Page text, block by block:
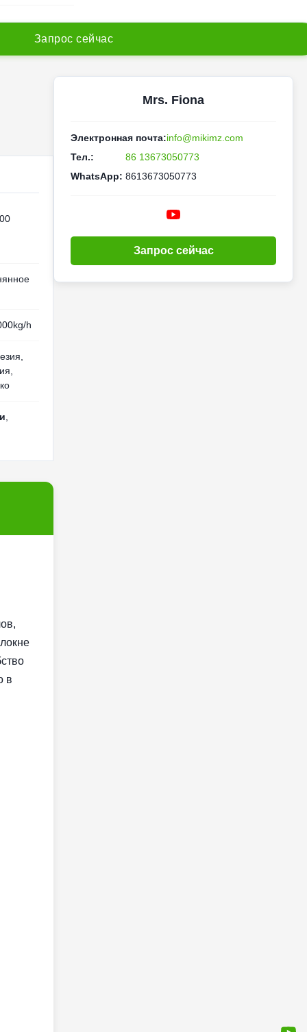
Запрос сейчас
h
в
Mrs. Fiona
Электронная почта:info@mikimz.com
Тел.:
86 13673050773
WhatsApp: 8613673050773
Запрос сейчас